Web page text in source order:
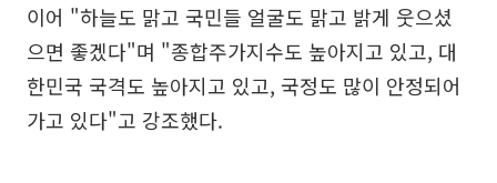
이어 "하늘도 맑고 국민들 얼굴도 맑고 밝게 웃으셨
으면 좋겠다"며 "종합주가지수도 높아지고 있고, 대
한민국 국격도 높아지고 있고, 국정도 많이 안정되어
가고 있다"고 강조했다.